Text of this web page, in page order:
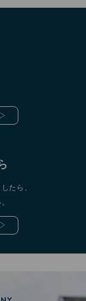
たら、